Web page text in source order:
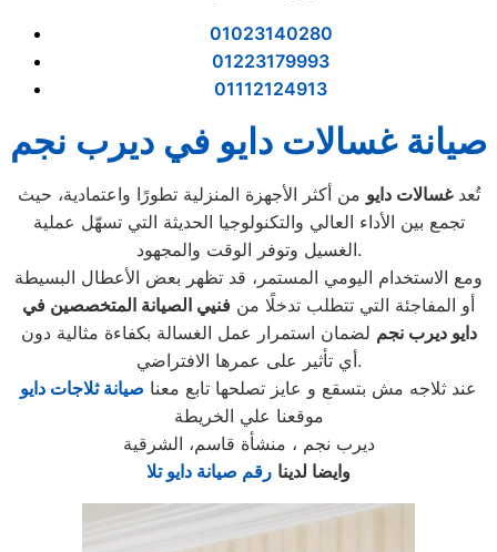
01023140280
01223179993
01112124913
صيانة غسالات دايو في ديرب نجم
تُعدغسالات دايو من أكثر الأجهزة المنزلية تطورًا واعتمادية، حيث
تجمع بين الأداء العالي والتكنولوجيا الحديثة التي تسهّل عملية
الغسيل وتوفر الوقت والمجهود.
ومع الاستخدام اليومي المستمر، قد تظهر بعض الأعطال البسيطة
أو المفاجئة التي تتطلب تدخلًا من فنيي الصيانة المتخصصين في
دايو ديرب نجم لضمان استمرار عمل الغسالة بكفاءة مثالية دون
أي تأثير على عمرها الافتراضي.
عند ثلاجه مش بتسقع و عايز تصلحها تابع معنا صيانة ثلاجات دايو
موقعنا علي الخريطة
ديرب نجم ، منشأة قاسم، الشرقية
وايضا لدينا رقم صيانة دايو تلا